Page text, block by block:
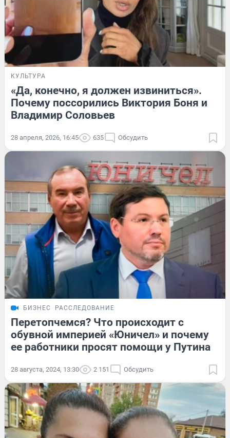
КУЛЬТУРА
«Да, конечно, я должен извиниться».
Почему поссорились Виктория Боня и
Владимир Соловьев
28 апреля, 2026, 16:45 635 Обсудить
БИЗНЕС РАССЛЕДОВАНИЕ
Перетопчемся? Что происходит с
обувной империей «Юничел» и почему
ее работники просят помощи у Путина
28 августа, 2024, 13:30 2 151 Обсудить